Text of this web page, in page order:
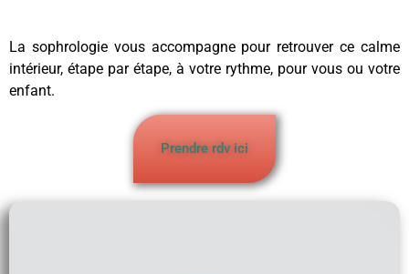
La sophrologie vous accompagne pour retrouver ce calme
intérieur, étape par étape, à votre rythme, pour vous ou votre
enfant.
Prendre rdv ici